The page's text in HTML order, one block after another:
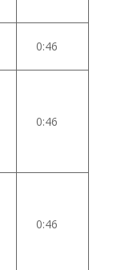
0:46
0:46
0:46